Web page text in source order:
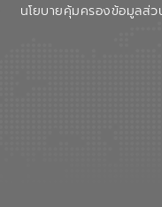
นโยบายคุ้มครองข้อมูลส่